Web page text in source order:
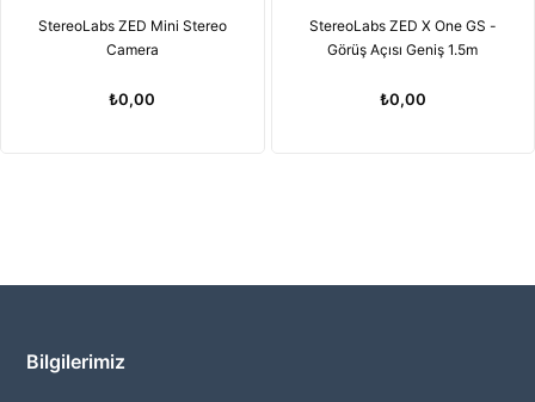
StereoLabs ZED Mini Stereo
Camera
₺0,00
StereoLabs ZED X One GS -
Görüş Açısı Geniş 1.5m
₺0,00
Bilgilerimiz